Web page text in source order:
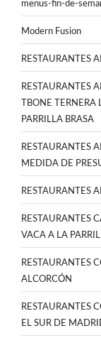
menus-fin-de-
Modern Fusion
RESTAURANTES
RESTAURANTES
TBONE
PARRILLA BRASA
RESTAURANTES
MEDIDA DE
RESTAURANTES
RESTAURANTES
VACA A LA
RESTAURANTES
ALCORCÓN
RESTAURANTES
EL SUR DE